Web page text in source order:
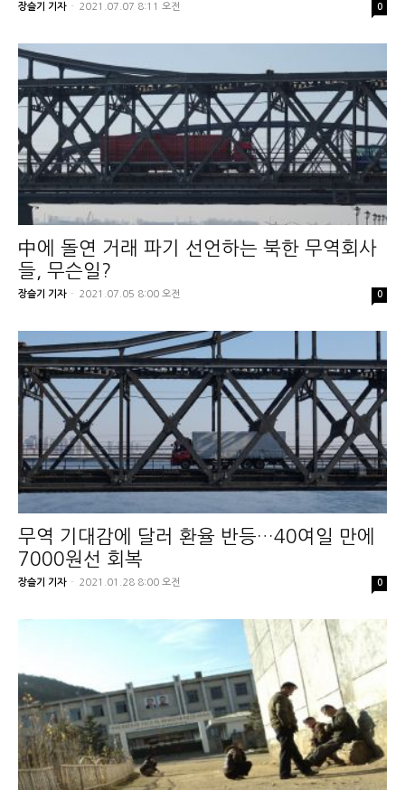
장슬기 기자 - 2021.07.07 8:11 오전 0
中에 돌연 거래 파기 선언하는 북한 무역회사
들, 무슨일?
장슬기 기자 - 2021.07.05 8:00 오전 0
무역 기대감에 달러 환율 반등…40여일 만에
7000원선 회복
장슬기 기자 - 2021.01.28 8:00 오전 0